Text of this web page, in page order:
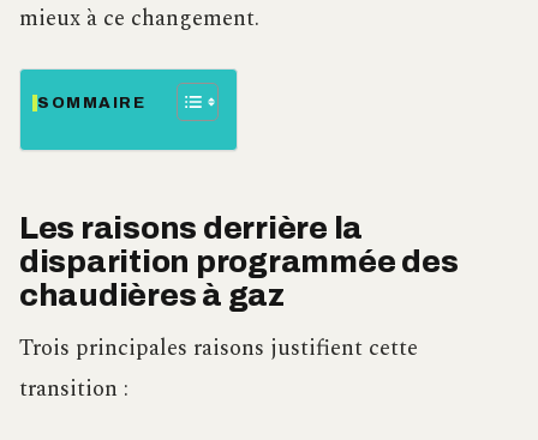
mieux à ce changement.
SOMMAIRE
Les raisons derrière la
disparition programmée des
chaudières à gaz
Trois principales raisons justifient cette
transition :